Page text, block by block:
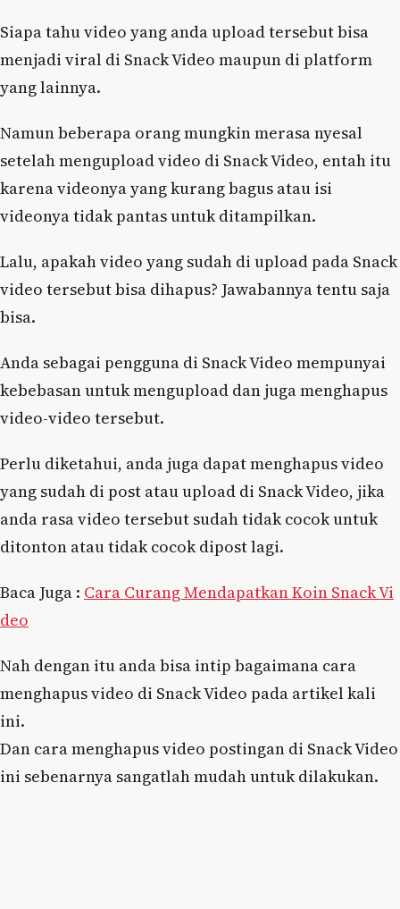
Siapa tahu video yang anda upload tersebut bisa
menjadi viral di Snack Video maupun di platform
yang lainnya.
Namun beberapa orang mungkin merasa nyesal
setelah mengupload video di Snack Video, entah itu
karena videonya yang kurang bagus atau isi
videonya tidak pantas untuk ditampilkan.
Lalu, apakah video yang sudah di upload pada Snack
video tersebut bisa dihapus? Jawabannya tentu saja
bisa.
Anda sebagai pengguna di Snack Video mempunyai
kebebasan untuk mengupload dan juga menghapus
video-video tersebut.
Perlu diketahui, anda juga dapat menghapus video
yang sudah di post atau upload di Snack Video, jika
anda rasa video tersebut sudah tidak cocok untuk
ditonton atau tidak cocok dipost lagi.
Baca Juga : Cara Curang Mendapatkan Koin Snack Vi
deo
Nah dengan itu anda bisa intip bagaimana cara
menghapus video di Snack Video pada artikel kali
ini.
Dan cara menghapus video postingan di Snack Video
ini sebenarnya sangatlah mudah untuk dilakukan.